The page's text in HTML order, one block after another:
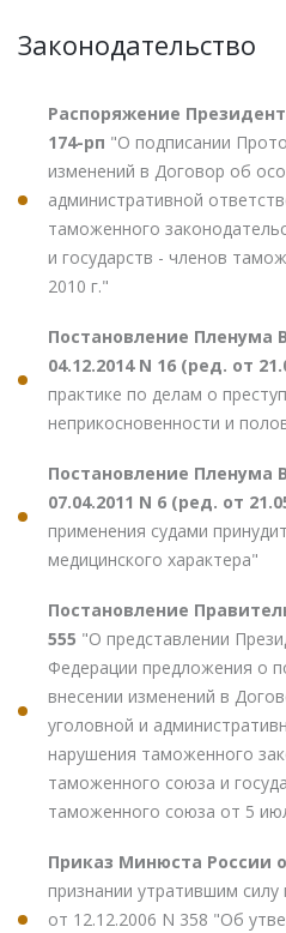
Законодательство
Распоряжение
174-рп "О подписании
изменений в Договор об
административной
таможенного
и государств - членов
2010 г."
Постановление Пленума
04.12.2014 N 16 (ред. от
практике по делам о
неприкосновенности и
Постановление Пленума
07.04.2011 N 6 (ред. от
применения судами
медицинского характера"
Постановление
555 "О представлении
Федерации предложения о
внесении изменений в
уголовной и
нарушения таможенного
таможенного союза и
таможенного союза от 5
Приказ Минюста России
признании утратившим
от 12.12.2006 N 358 "Об